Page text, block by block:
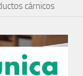
cárnicos